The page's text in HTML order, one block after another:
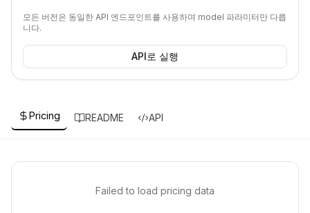
모든 버전은 동일한 API 엔드포인트를 사용하며 model 파라미터만 다릅
니다.
API로 실행
Pricing README API
Failed to load pricing data